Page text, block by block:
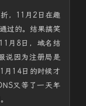
，11月2日在趣
过的。结果搞笑
月8日，域名结
说因为注册局是
月14日的时候才
又等了一天年